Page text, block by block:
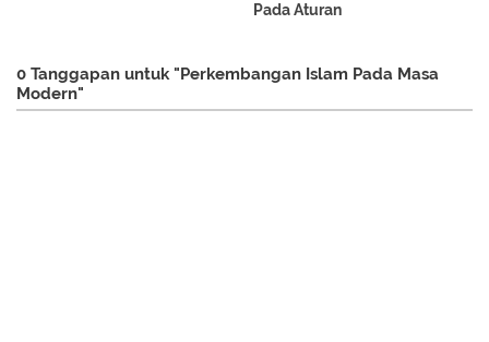
Pada Aturan
0 Tanggapan untuk "Perkembangan Islam Pada Masa
Modern"